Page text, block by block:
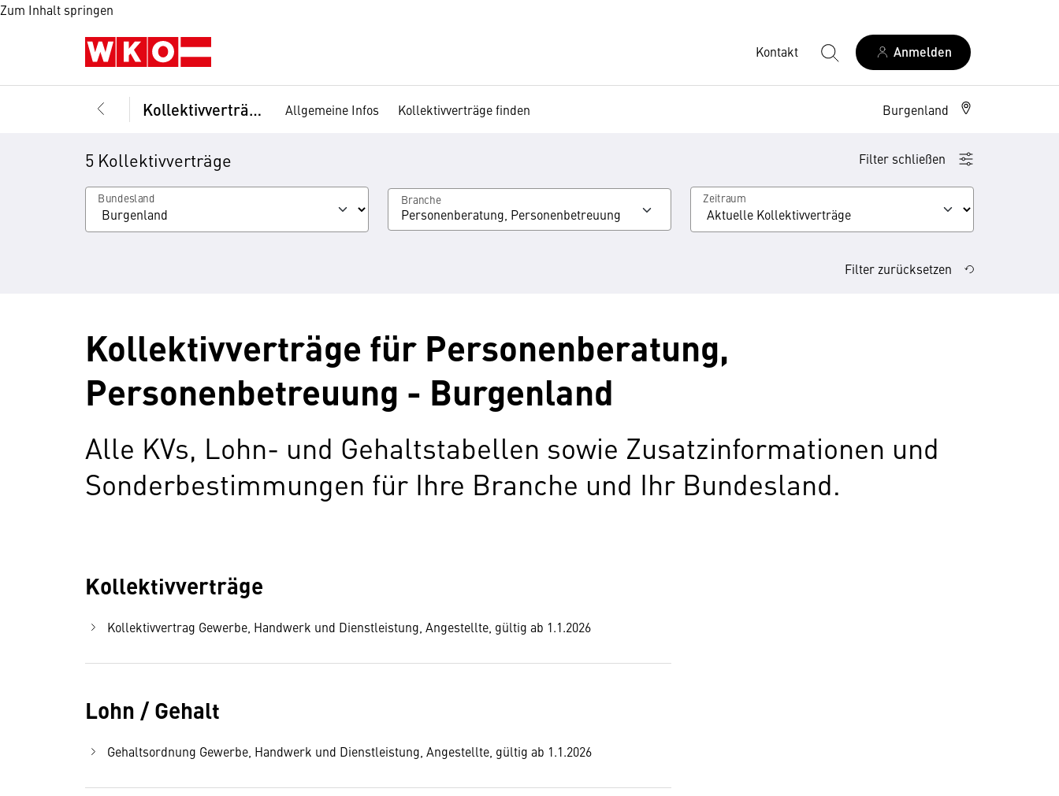
Zum Inhalt springen
Kontakt Anmelden
Kollektivverträge Allgemeine Infos Kollektivverträge finden Burgenland
5 Kollektivverträge Filter schließen
Bundesland Branche
Personenberatung, Personenbetreuung
Zeitraum
Filter zurücksetzen
Kollektivverträge für Personenberatung,
Personenbetreuung - Burgenland
Alle KVs, Lohn- und Gehaltstabellen sowie Zusatzinformationen und
Sonderbestimmungen für Ihre Branche und Ihr Bundesland.
Kollektivverträge
Kollektivvertrag Gewerbe, Handwerk und Dienstleistung, Angestellte, gültig ab 1.1.2026
Lohn / Gehalt
Gehaltsordnung Gewerbe, Handwerk und Dienstleistung, Angestellte, gültig ab 1.1.2026